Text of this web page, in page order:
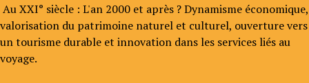
Au XXI° siècle : L'an 2000 et après ?Dynamisme économique,
valorisation du patrimoine naturel et culturel, ouverture vers
un tourisme durable et innovation dans les services liés au
voyage.